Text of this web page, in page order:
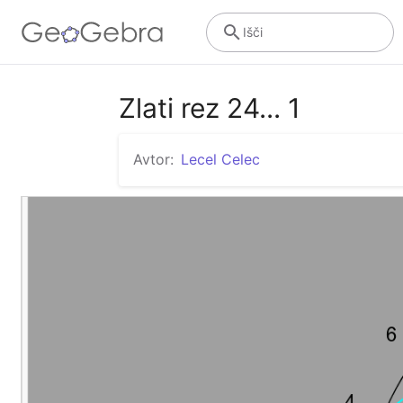
Išči
Zlati rez 24... 1
Avtor: Lecel Celec